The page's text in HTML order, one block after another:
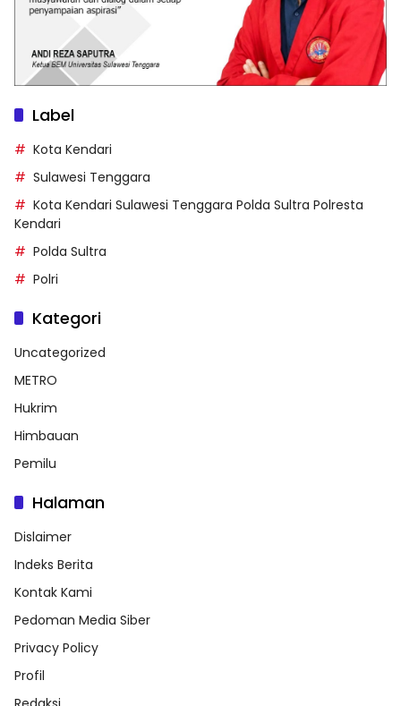
Label
Kota Kendari
Sulawesi Tenggara
Kota Kendari Sulawesi Tenggara Polda Sultra Polresta
Kendari
Polda Sultra
Polri
Kategori
Uncategorized
METRO
Hukrim
Himbauan
Pemilu
Halaman
Dislaimer
Indeks Berita
Kontak Kami
Pedoman Media Siber
Privacy Policy
Profil